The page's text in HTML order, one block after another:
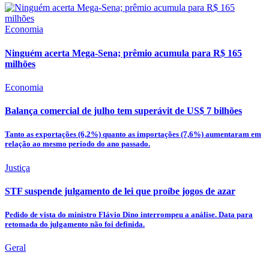
Economia
Ninguém acerta Mega-Sena; prêmio acumula para R$ 165
milhões
Economia
Balança comercial de julho tem superávit de US$ 7 bilhões
Tanto as exportações (6,2%) quanto as importações (7,6%) aumentaram em
relação ao mesmo período do ano passado.
Justiça
STF suspende julgamento de lei que proíbe jogos de azar
Pedido de vista do ministro Flávio Dino interrompeu a análise. Data para
retomada do julgamento não foi definida.
Geral